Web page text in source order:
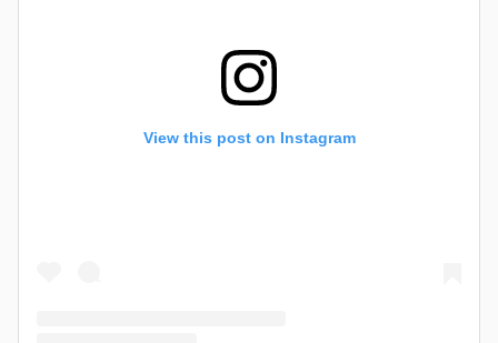
View this post on Instagram